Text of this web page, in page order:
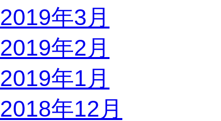
2019年3月
2019年2月
2019年1月
2018年12月